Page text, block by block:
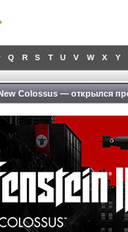
Q R S T U V W X Y
Colossus — открылся